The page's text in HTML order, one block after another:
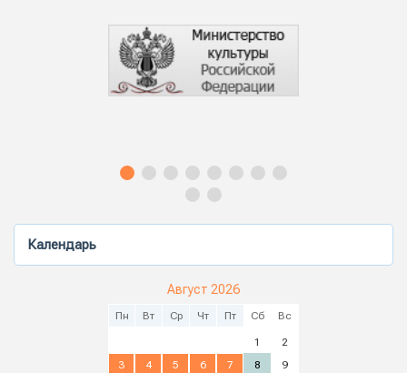
Календарь
Август 2026
Пн Вт Ср Чт Пт Сб Вс
1
2
3
4 5 6 7 8
9